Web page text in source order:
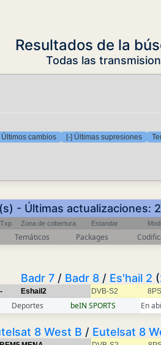
Resultados de la
Todas las
Últimos cambios [-] Últimas supresiones
- Últimas actualizaciones:
Txp Zona de cobertura Estandar
Temáticos Packages
Badr 7/ Badr 8/ Es'hail 2 (
- Eshail2 DVB-S2
Deportes beIN SPORTS En
8 West B / Eutelsat 8